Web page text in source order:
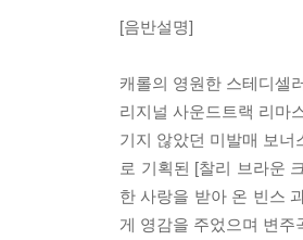
[음반설명]
캐롤의 영원한 스테디셀
리지널 사운드트랙 리마
기지 않았던 미발매 보
로 기획된 [찰리 브라운
한 사랑을 받아 온 빈스
게 영감을 주었으며 변